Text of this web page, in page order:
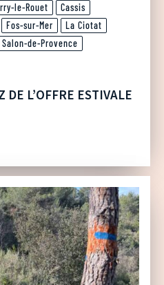
le-Rouet
Cassis
Fos-sur-Mer
La Ciotat
Salon-de-Provence
L’OFFRE ESTIVALE